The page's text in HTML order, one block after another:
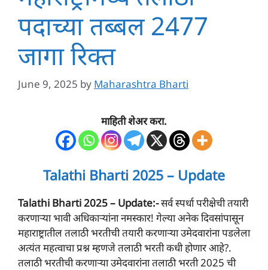
पदाच्या तब्बल 2477
जागा रिक्त
June 9, 2025 by Maharashtra Bharti
माहिती शेअर करा.
Talathi Bharti 2025 – Update
Talathi Bharti 2025 – Update:-सर्व स्पर्धा परीक्षेची तयारी
करणाऱ्या भावी अधिकाऱ्यांना नमस्कार! गेल्या अनेक दिवसांपासून
महाराष्ट्रातील तलाठी भरतीची तयारी करणाऱ्या उमेदवारांना पडलेला
अत्यंत महत्वाचा प्रश्न म्हणजे तलाठी भरती कधी होणार आहे?.
तलाठी भरतीची करणाऱ्या उमेदवारांना तलाठी भरती 2025 ची